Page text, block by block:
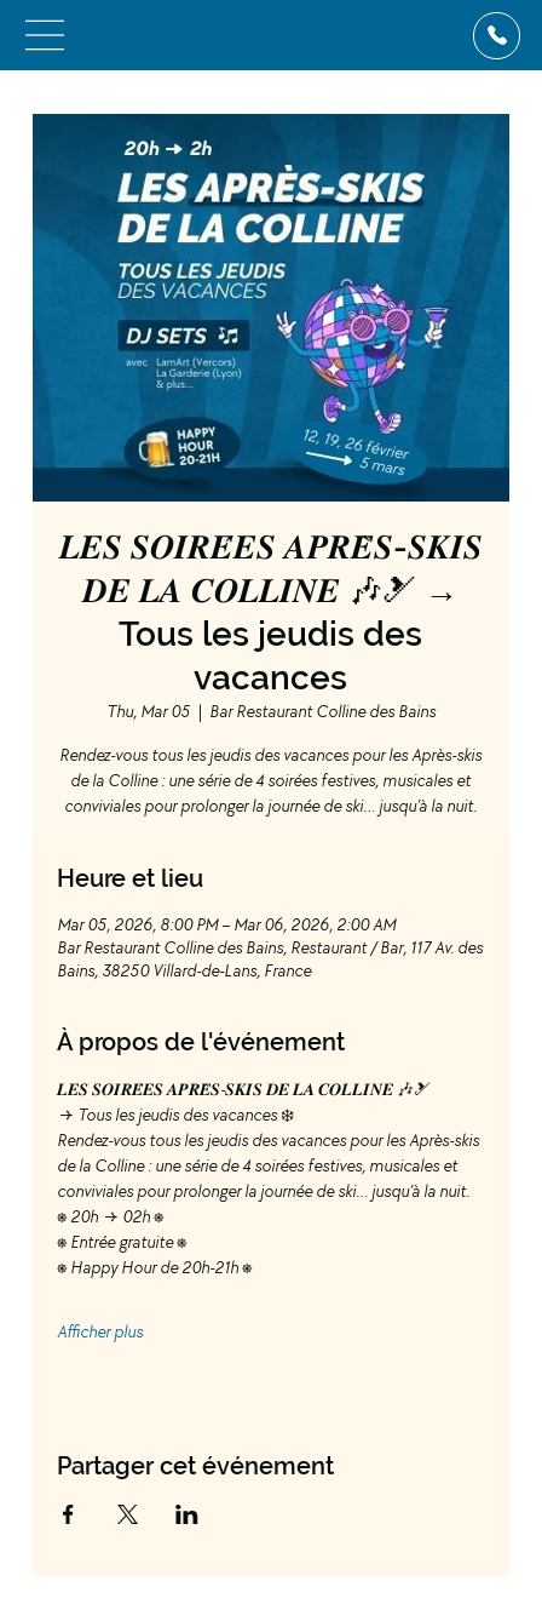
𝑳𝑬𝑺 𝑺𝑶𝑰𝑹𝑬́𝑬𝑺 𝑨𝑷𝑹𝑬̀𝑺-𝑺𝑲𝑰𝑺
𝑫𝑬 𝑳𝑨 𝑪𝑶𝑳𝑳𝑰𝑵𝑬 🎶🎿 →
Tous les jeudis des
vacances
Thu, Mar 05
  |
Bar Restaurant Colline des Bains
Rendez-vous tous les jeudis des vacances pour les Après-skis
de la Colline : une série de 4 soirées festives, musicales et
conviviales pour prolonger la journée de ski… jusqu’à la nuit.
Heure et lieu
Mar 05, 2026, 8:00 PM – Mar 06, 2026, 2:00 AM
Bar Restaurant Colline des Bains, Restaurant / Bar, 117 Av. des
Bains, 38250 Villard-de-Lans, France
À propos de l'événement
𝑳𝑬𝑺 𝑺𝑶𝑰𝑹𝑬́𝑬𝑺 𝑨𝑷𝑹𝑬̀𝑺-𝑺𝑲𝑰𝑺 𝑫𝑬 𝑳𝑨 𝑪𝑶𝑳𝑳𝑰𝑵𝑬 🎶🎿
→ Tous les jeudis des vacances ❄️
Rendez-vous tous les jeudis des vacances pour les Après-skis
de la Colline : une série de 4 soirées festives, musicales et
conviviales pour prolonger la journée de ski… jusqu’à la nuit.
⎈ 20h → 02h ⎈
⎈ Entrée gratuite ⎈
⎈ Happy Hour de 20h-21h ⎈
Afficher plus
Partager cet événement